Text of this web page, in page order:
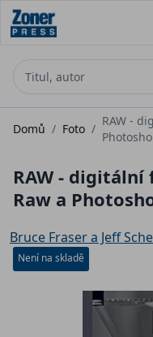
Domů / Foto /
RAW -
RAW -
Raw a
Bruce Fraser a Jeff
Není na skladě